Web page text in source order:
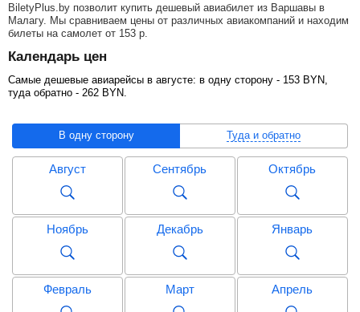
BiletyPlus.by позволит купить дешевый авиабилет из Варшавы в
Малагу. Мы сравниваем цены от различных авиакомпаний и находим
билеты на самолет от 153 р
Календарь цен
Самые дешевые авиарейсы в августе: в одну сторону - 153 BYN
туда обратно - 262 BYN
В одну сторону Туда и обратно
Август Сентябрь Октябрь
Ноябрь Декабрь Январь
Февраль Март Апрель